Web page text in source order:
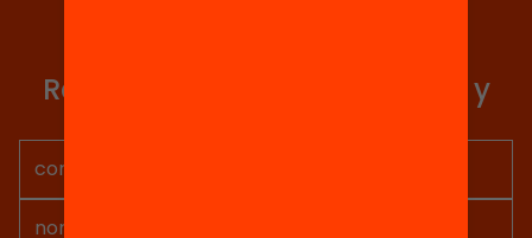
Recibe contenidos, iniciativas y